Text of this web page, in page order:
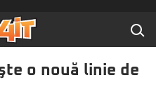
o nouă linie de